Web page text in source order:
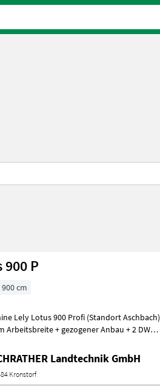
P
900 cm
Lely Lotus 900 Profi (Standort Aschbach)
Arbeitsbreite + gezogener Anbau + 2 DW
Landtechnik GmbH
Kronstorf